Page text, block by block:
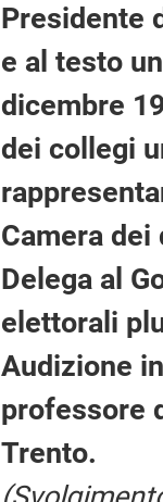
Presidente
e al testo
dicembre
dei collegi
Camera
Delega al
elettorali
Audizione
professore
Trento.